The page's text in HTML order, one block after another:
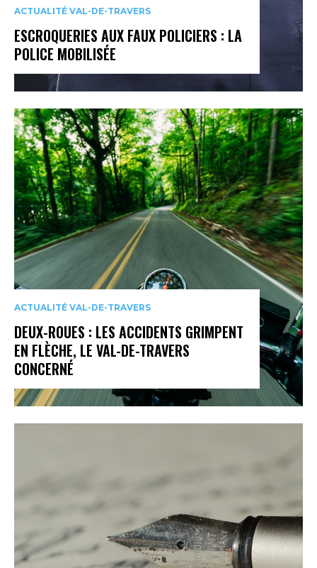
ACTUALITÉ VAL-DE-TRAVERS
ESCROQUERIES AUX FAUX POLICIERS : LA
POLICE MOBILISÉE
ACTUALITÉ VAL-DE-TRAVERS
DEUX-ROUES : LES ACCIDENTS GRIMPENT
EN FLÈCHE, LE VAL-DE-TRAVERS
CONCERNÉ